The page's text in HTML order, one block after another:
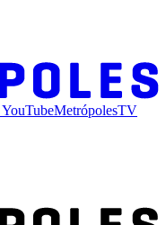
YouTubeMetrópolesTV